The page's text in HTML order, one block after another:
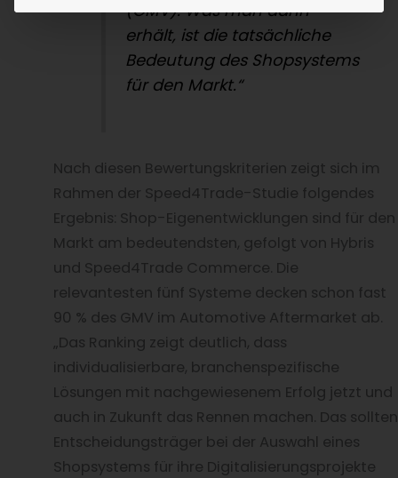
(GMV). Was man dann
erhält, ist die tatsächliche
Bedeutung des Shopsystems
für den Markt.“
Nach diesen Bewertungskriterien zeigt sich im
Rahmen der Speed4Trade-Studie folgendes
Ergebnis: Shop-Eigenentwicklungen sind für den
Markt am bedeutendsten, gefolgt von Hybris
und Speed4Trade Commerce. Die
relevantesten fünf Systeme decken schon fast
90 % des GMV im Automotive Aftermarket ab.
„Das Ranking zeigt deutlich, dass
individualisierbare, branchenspezifische
Lösungen mit nachgewiesenem Erfolg jetzt und
auch in Zukunft das Rennen machen. Das sollten
Entscheidungsträger bei der Auswahl eines
Shopsystems für ihre Digitalisierungsprojekte